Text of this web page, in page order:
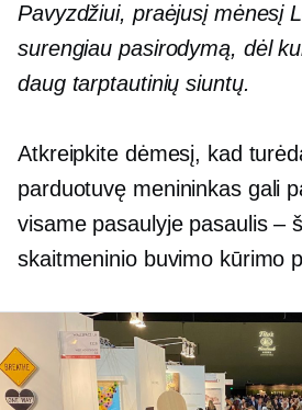
Pavyzdžiui, praėjusį mėnesį
surengiau pasirodymą, dėl
daug tarptautinių siuntų.
Atkreipkite dėmesį, kad
parduotuvę menininkas gali
visame pasaulyje pasaulis –
skaitmeninio buvimo kūrimo